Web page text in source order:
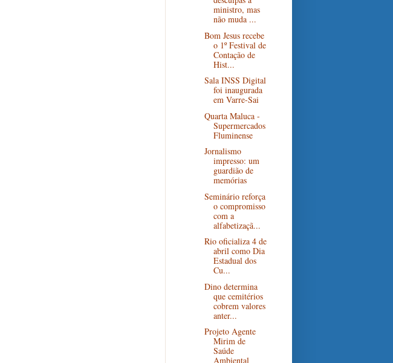
ministro, mas
não muda ...
Bom Jesus recebe
o 1º Festival de
Contação de
Hist...
Sala INSS Digital
foi inaugurada
em Varre-Sai
Quarta Maluca -
Supermercados
Fluminense
Jornalismo
impresso: um
guardião de
memórias
Seminário reforça
o compromisso
com a
alfabetizaçã...
Rio oficializa 4 de
abril como Dia
Estadual dos
Cu...
Dino determina
que cemitérios
cobrem valores
anter...
Projeto Agente
Mirim de
Saúde
Ambiental